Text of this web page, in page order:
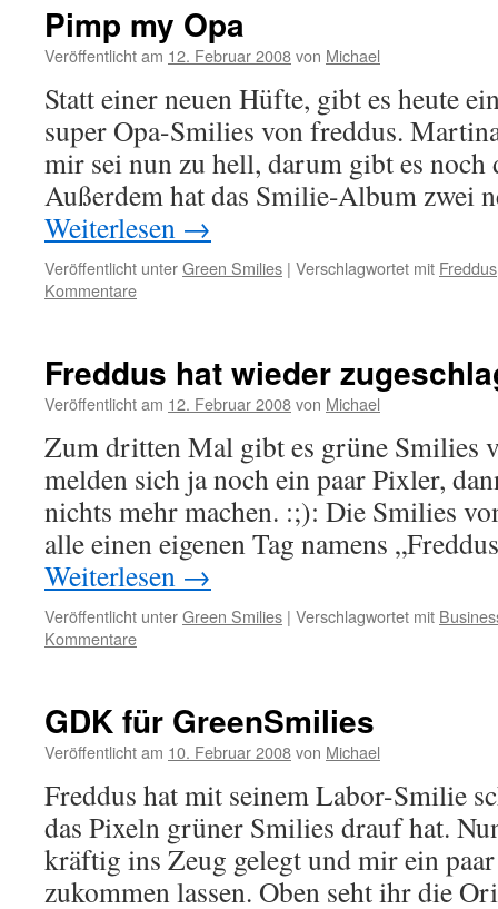
Pimp my Opa
Veröffentlicht am 12. Februar 2008von Michael
Statt einer neuen Hüfte, gibt es heute
super Opa-Smilies von freddus.
mir sei nun zu hell, darum gibt es noch
Außerdem hat das Smilie-Album zwei
Weiterlesen →
Veröffentlicht unterGreen Smilies | Verschlagwortet mit Freddus
Kommentare
Freddus hat wieder
Veröffentlicht am 12. Februar 2008von Michael
Zum dritten Mal gibt es grüne Smilies
melden sich ja noch ein paar Pixler,
nichts mehr machen. :;): Die Smilies
alle einen eigenen Tag namens
Weiterlesen →
Veröffentlicht unterGreen Smilies | Verschlagwortet mit
Kommentare
GDK für GreenSmilies
Veröffentlicht am 10. Februar 2008von Michael
Freddus hat mit seinem Labor-Smilie
das Pixeln grüner Smilies drauf hat.
kräftig ins Zeug gelegt und mir ein
zukommen lassen. Oben seht ihr die